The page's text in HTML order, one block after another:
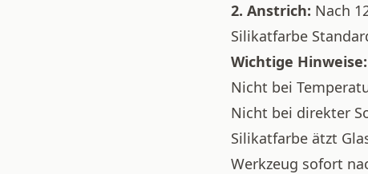
2. Anstrich: Nach
Silikatfarbe
Wichtige Hinweise:
Nicht bei
Nicht bei direkter
Silikatfarbe ätzt
Werkzeug sofort